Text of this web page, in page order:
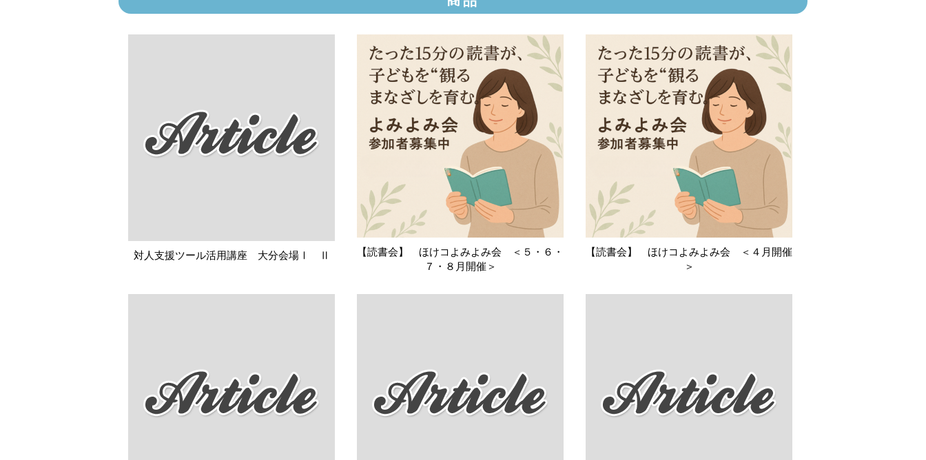
対人支援ツール活用講座 大分会場Ⅰ Ⅱ
【読書会】 ほけコよみよみ会 ＜５・６・
７・８月開催＞
【読書会】 ほけコよみよみ会 ＜４月開催
＞